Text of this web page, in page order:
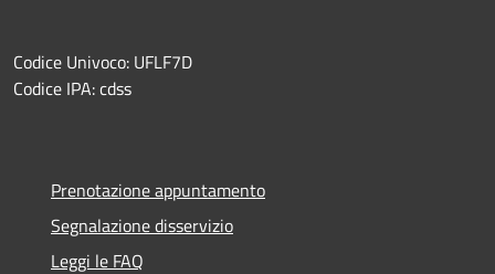
Codice Univoco: UFLF7D
Codice IPA: cdss
Prenotazione appuntamento
Segnalazione disservizio
Leggi le FAQ